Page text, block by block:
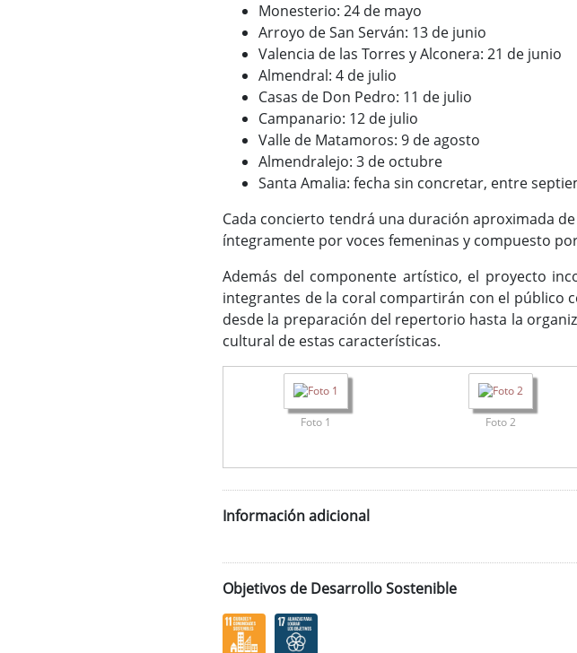
Monesterio: 24 de mayo
Arroyo de San Serván: 13 de junio
Valencia de las Torres y Alconera: 21 de junio
Almendral: 4 de julio
Casas de Don Pedro: 11 de julio
Campanario: 12 de julio
Valle de Matamoros: 9 de agosto
Almendralejo: 3 de octubre
Santa Amalia: fecha sin concretar, entre
Cada concierto tendrá una duración aproximada
íntegramente por voces femeninas y compuesto
Además del componente artístico, el proyecto
integrantes de la coral compartirán con el público
desde la preparación del repertorio hasta la
cultural de estas características.
Foto 1 Foto 2
Información adicional
Objetivos de Desarrollo Sostenible